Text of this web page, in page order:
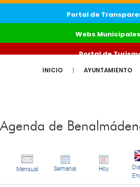
Portal de
Webs Municipales
Portal de
INICIO AYUNTAMIENTO
Agenda de
Mensual Semanal Hoy